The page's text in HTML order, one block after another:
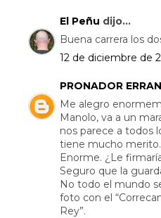
El Peñu dijo...
Buena carrera los
12 de diciembre de
PRONADOR
Me alegro
Manolo, va a un
nos parece a todos
tiene mucho
Enorme. ¿Le
Seguro que la
No todo el mundo
foto con el
Rey”.